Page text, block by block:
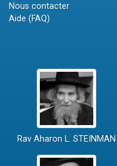
Nous contacter
Aide (FAQ)
Rav Aharon L. STEINMAN